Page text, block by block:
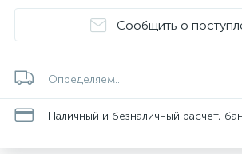
Сообщить о
Определяем...
Наличный и безналичный расчет,